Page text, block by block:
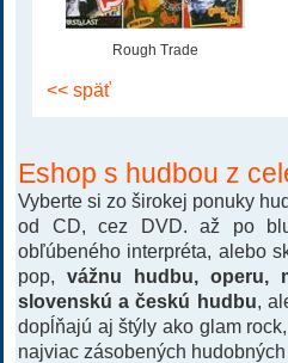
Rough Trade
<< späť
Eshop s hudbou z
Vyberte si zo širokej ponuky
od CD, cez DVD. až po
obľúbeného interpréta, alebo
pop, vážnu hudbu, operu,
slovenskú a českú hudbu ,
dopĺňajú aj štýly ako glam
najviac zásobených